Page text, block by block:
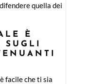
quella dei
È
SUGLI
facile che ti sia